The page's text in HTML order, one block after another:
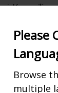
Please
Browse
multiple
Koya địa
và
Đông là